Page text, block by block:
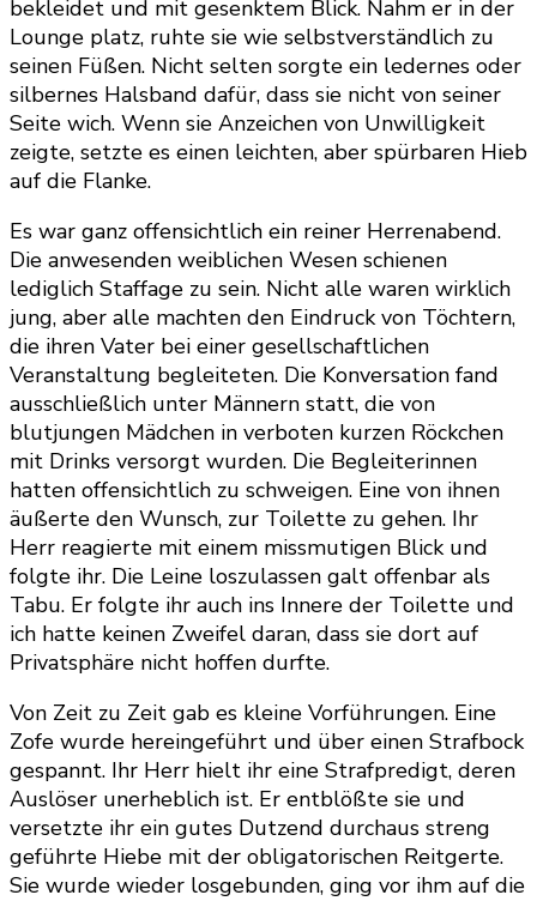
bekleidet und mit gesenktem Blick. Nahm er in der
Lounge platz, ruhte sie wie selbstverständlich zu
seinen Füßen. Nicht selten sorgte ein ledernes oder
silbernes Halsband dafür, dass sie nicht von seiner
Seite wich. Wenn sie Anzeichen von Unwilligkeit
zeigte, setzte es einen leichten, aber spürbaren Hieb
auf die Flanke.
Es war ganz offensichtlich ein reiner Herrenabend.
Die anwesenden weiblichen Wesen schienen
lediglich Staffage zu sein. Nicht alle waren wirklich
jung, aber alle machten den Eindruck von Töchtern,
die ihren Vater bei einer gesellschaftlichen
Veranstaltung begleiteten. Die Konversation fand
ausschließlich unter Männern statt, die von
blutjungen Mädchen in verboten kurzen Röckchen
mit Drinks versorgt wurden. Die Begleiterinnen
hatten offensichtlich zu schweigen. Eine von ihnen
äußerte den Wunsch, zur Toilette zu gehen. Ihr
Herr reagierte mit einem missmutigen Blick und
folgte ihr. Die Leine loszulassen galt offenbar als
Tabu. Er folgte ihr auch ins Innere der Toilette und
ich hatte keinen Zweifel daran, dass sie dort auf
Privatsphäre nicht hoffen durfte.
Von Zeit zu Zeit gab es kleine Vorführungen. Eine
Zofe wurde hereingeführt und über einen Strafbock
gespannt. Ihr Herr hielt ihr eine Strafpredigt, deren
Auslöser unerheblich ist. Er entblößte sie und
versetzte ihr ein gutes Dutzend durchaus streng
geführte Hiebe mit der obligatorischen Reitgerte.
Sie wurde wieder losgebunden, ging vor ihm auf die